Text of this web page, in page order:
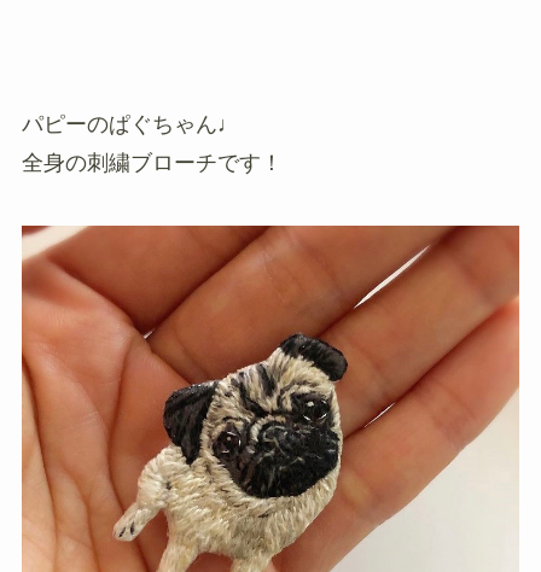
パピーのぱぐちゃん♩
全身の刺繍ブローチです！